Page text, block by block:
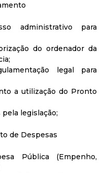
administrativo para
do ordenador da
legal para
a utilização do Pronto
legislação;
de Despesas
Pública (Empenho,